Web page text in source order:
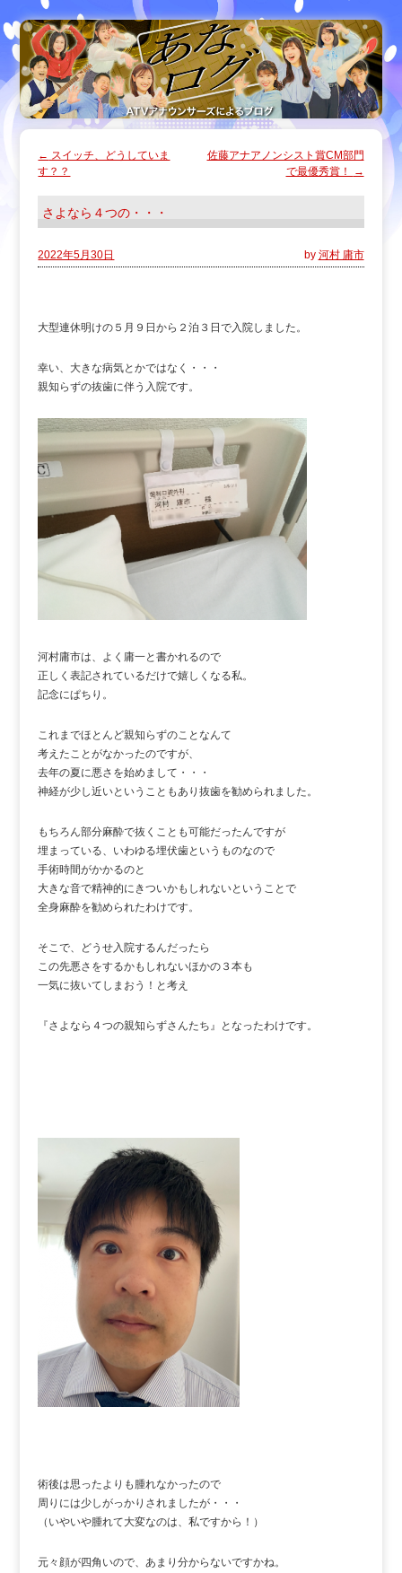
← スイッチ、どうしていま
す？？
佐藤アナアノンシスト賞CM部門
で最優秀賞！
→
さよなら４つの・・・
2022年5月30日 by 河村 庸市
大型連休明けの５月９日から２泊３日で入院しました。
幸い、大きな病気とかではなく・・・
親知らずの抜歯に伴う入院です。
河村庸市は、よく庸一と書かれるので
正しく表記されているだけで嬉しくなる私。
記念にぱちり。
これまでほとんど親知らずのことなんて
考えたことがなかったのですが、
去年の夏に悪さを始めまして・・・
神経が少し近いということもあり抜歯を勧められました。
もちろん部分麻酔で抜くことも可能だったんですが
埋まっている、いわゆる埋伏歯というものなので
手術時間がかかるのと
大きな音で精神的にきついかもしれないということで
全身麻酔を勧められたわけです。
そこで、どうせ入院するんだったら
この先悪さをするかもしれないほかの３本も
一気に抜いてしまおう！と考え
『さよなら４つの親知らずさんたち』となったわけです。
術後は思ったよりも腫れなかったので
周りには少しがっかりされましたが・・・
（いやいや腫れて大変なのは、私ですから！）
元々顔が四角いので、あまり分からないですかね。